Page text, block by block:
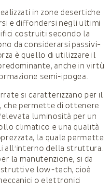
in zone desertiche
e diffondersi negli ultimi
costruiti secondo la
da considerarsi passivi-
è quello di utilizzare il
anche in virtù
semi-ipogea.
si caratterizzano per il
permette di ottenere
luminosità per un
climatico e una qualità
la quale permette
all’interno della struttura.
la manutenzione, si da
low-tech, cioè
o elettronici